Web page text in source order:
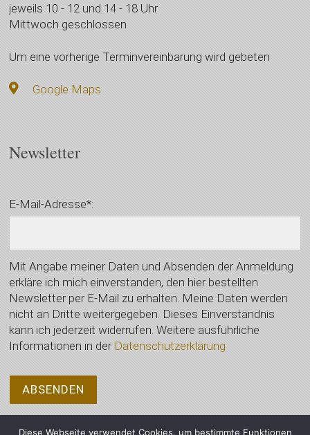
jeweils 10 - 12 und 14 - 18 Uhr
Mittwoch geschlossen
Um eine vorherige Terminvereinbarung wird gebeten
Google Maps
Newsletter
E-Mail-Adresse*:
Mit Angabe meiner Daten und Absenden der Anmeldung
erkläre ich mich einverstanden, den hier bestellten
Newsletter per E-Mail zu erhalten. Meine Daten werden
nicht an Dritte weitergegeben. Dieses Einverständnis
kann ich jederzeit widerrufen. Weitere ausführliche
Informationen in der Datenschutzerklärung
Diese Webseite verwendet Cookies, um bestimmte Funktionen